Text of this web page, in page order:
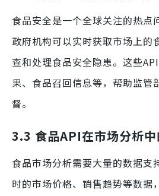
食品安全是一个全球关注的热点
政府机构可以实时获取市场上的
查和处理食品安全隐患。这些
果、食品召回信息等，帮助监管
督。
3.3 食品API在市场分析中
食品市场分析需要大量的数据支
时的市场价格、销售趋势等数据